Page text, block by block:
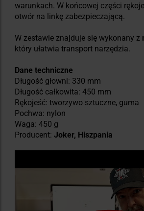
warunkach. W końcowej części
otwór na linkę zabezpieczającą.
W zestawie znajduje się wykonany z
który ułatwia transport narzędzia.
Dane techniczne
Długość głowni: 330 mm
Długość całkowita: 450 mm
Rękojeść: tworzywo sztuczne, guma
Pochwa: nylon
Waga: 450 g
Producent: Joker, Hiszpania